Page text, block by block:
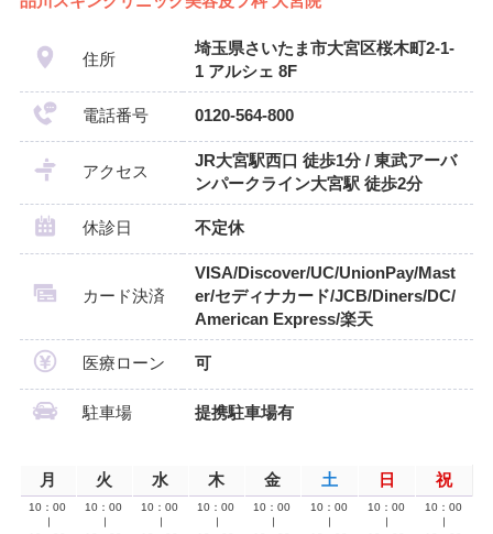
住所
埼玉県さいたま市大宮区桜木町2-1-
1 アルシェ 8F
電話番号 0120-564-800
アクセス
JR大宮駅西口 徒歩1分 / 東武アーバ
ンパークライン大宮駅 徒歩2分
休診日 不定休
カード決済
VISA/Discover/UC/UnionPay/Mast
er/セディナカード/JCB/Diners/DC/
American Express/楽天
医療ローン 可
駐車場 提携駐車場有
月 火 水 木 金 土 日 祝
10：00
10：00
10：00
10：00
10：00
10：00
10：00
10：00